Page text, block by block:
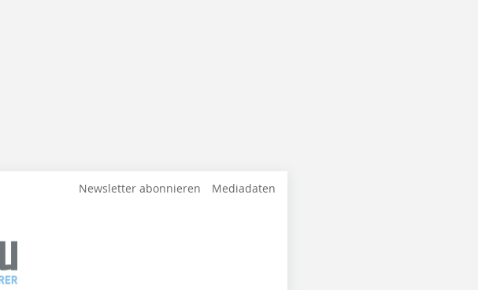
Newsletter abonnieren Mediadaten